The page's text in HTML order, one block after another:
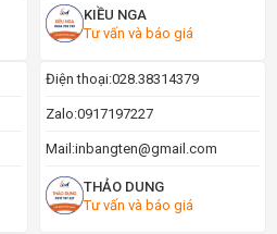
KIỀU NGA
Tư vấn và báo giá
Điện thoại:028.38314379
Zalo:0917197227
Mail:inbangten@gmail.com
THẢO DUNG
Tư vấn và báo giá